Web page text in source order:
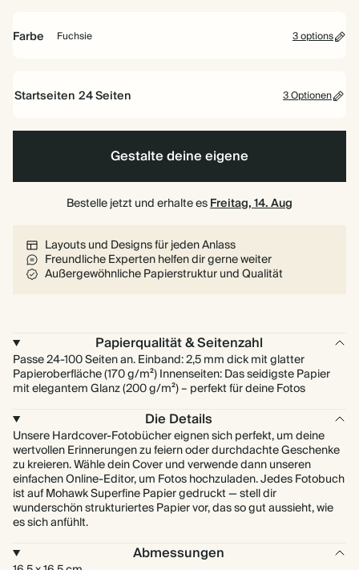
Farbe Fuchsie 3 options
Startseiten 24Seiten 3 Optionen
24 Seiten
80 Seiten
Gestalte deine eigene
Bestelle jetzt und erhalte esFreitag, 14. Aug
Layouts und Designs für jeden Anlass
Freundliche Experten helfen dir gerne weiter
Außergewöhnliche Papierstruktur und Qualität
Papierqualität & Seitenzahl
Passe 24-100 Seiten an. Einband: 2,5 mm dick mit glatter
Papieroberfläche (170 g/m²) Innenseiten: Das seidigste Papier
mit elegantem Glanz (200 g/m²) – perfekt für deine Fotos
Die Details
Unsere Hardcover-Fotobücher eignen sich perfekt, um deine
wertvollen Erinnerungen zu feiern oder durchdachte Geschenke
zu kreieren. Wähle dein Cover und verwende dann unseren
einfachen Online-Editor, um Fotos hochzuladen. Jedes Fotobuch
ist auf Mohawk Superfine Papier gedruckt — stell dir
wunderschön strukturiertes Papier vor, das so gut aussieht, wie
es sich anfühlt.
Abmessungen